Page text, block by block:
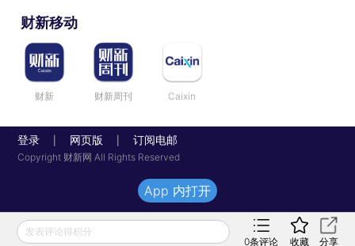
财新移动
财新 财新周刊 Caixin
登录 网页版 订阅电邮
Copyright 财新网 All Rights Reserved
发表评论得积分
0条评论 收藏 分享
App 内打开